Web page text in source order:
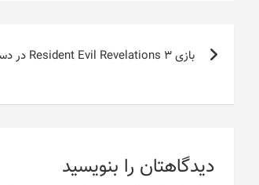
راهبری
نوشته
بازی Resident Evil Revelations 3 در دست توسعه است
دیدگاهتان را بنویسید